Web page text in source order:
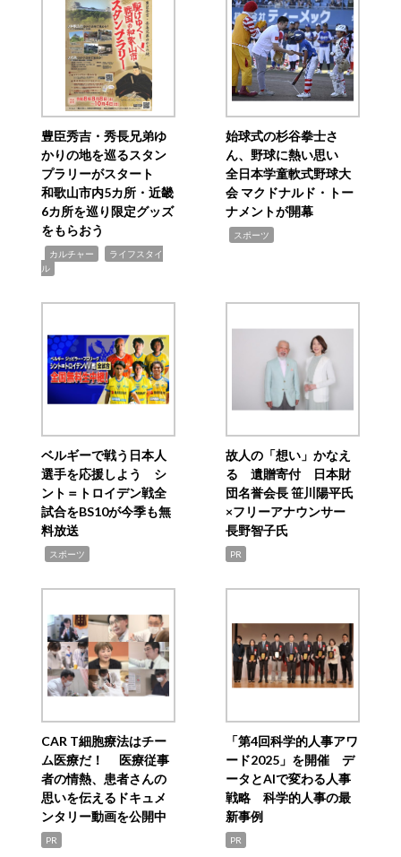
豊臣秀吉・秀長兄弟ゆ
かりの地を巡るスタン
プラリーがスタート
和歌山市内5カ所・近畿
6カ所を巡り限定グッズ
をもらおう
カルチャー
ライフスタイ
ル
始球式の杉谷拳士さ
ん、野球に熱い思い
全日本学童軟式野球大
会 マクドナルド・トー
ナメントが開幕
スポーツ
ベルギーで戦う日本人
選手を応援しよう シ
ント＝トロイデン戦全
試合をBS10が今季も無
料放送
スポーツ
故人の「想い」かなえ
る 遺贈寄付 日本財
団名誉会長 笹川陽平氏
×フリーアナウンサー
長野智子氏
PR
CAR T細胞療法はチー
ム医療だ！ 医療従事
者の情熱、患者さんの
思いを伝えるドキュメ
ンタリー動画を公開中
PR
「第4回科学的人事アワ
ード2025」を開催 デ
ータとAIで変わる人事
戦略 科学的人事の最
新事例
PR